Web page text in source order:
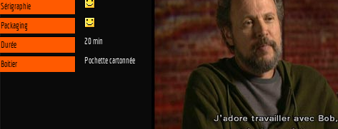
Sérigraphie
Packaging
Durée
20 min
Boitier Pochette cartonnée